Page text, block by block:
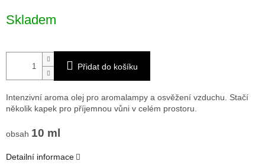
Skladem
Přidat do košíku
Intenzivní aroma olej pro aromalampy a osvěžení vzduchu. Stačí
několik kapek pro příjemnou vůni v celém prostoru.
obsah 10 ml
Detailní informace